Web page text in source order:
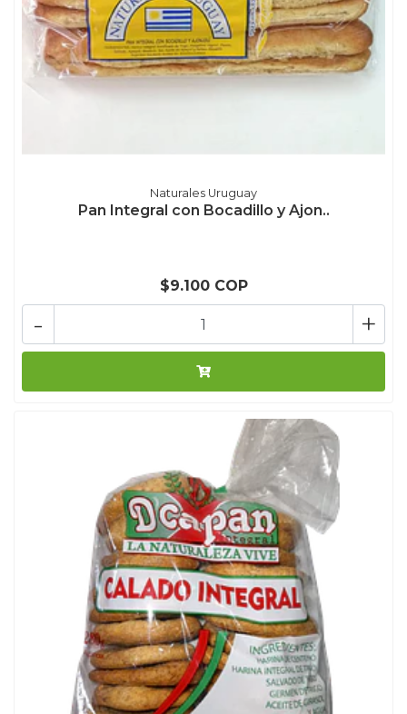
Naturales Uruguay
Pan Integral con Bocadillo y Ajon..
$9.100 COP
+
-